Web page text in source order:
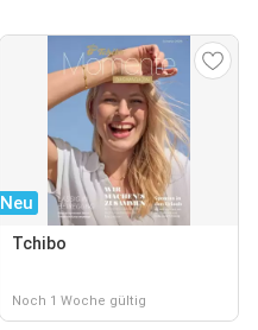
Neu
Tchibo
Noch 1 Woche gültig